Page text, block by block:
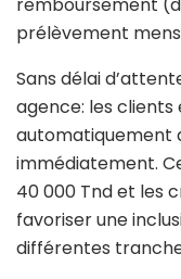
prélèvement
Sans délai
agence: les clients
automatiquement
immédiatement.
40 000 Tnd et les
favoriser une
différentes